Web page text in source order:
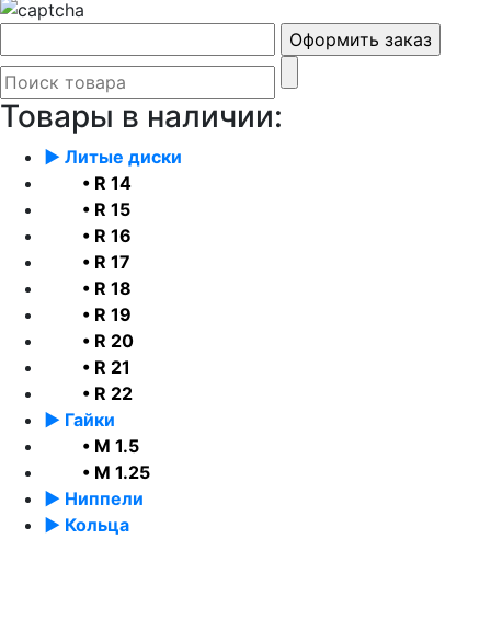
Товары в наличии:
► Литые диски
• R 14
• R 15
• R 16
• R 17
• R 18
• R 19
• R 20
• R 21
• R 22
► Гайки
• М 1.5
• М 1.25
► Ниппели
► Кольца